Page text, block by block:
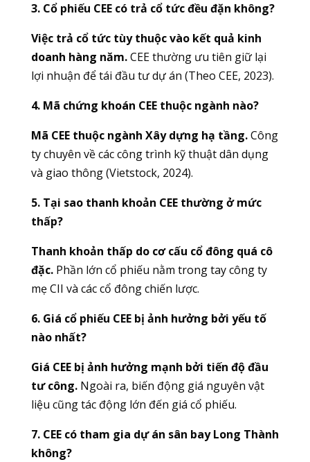
3. Cổ phiếu CEE có trả cổ tức đều đặn không?
Việc trả cổ tức tùy thuộc vào kết quả kinh
doanh hàng năm.CEE thường ưu tiên giữ lại
lợi nhuận để tái đầu tư dự án (Theo CEE, 2023).
4. Mã chứng khoán CEE thuộc ngành nào?
Mã CEE thuộc ngành Xây dựng hạ tầng.Công
ty chuyên về các công trình kỹ thuật dân dụng
và giao thông (Vietstock, 2024).
5. Tại sao thanh khoản CEE thường ở mức
thấp?
Thanh khoản thấp do cơ cấu cổ đông quá cô
đặc.Phần lớn cổ phiếu nằm trong tay công ty
mẹ CII và các cổ đông chiến lược.
6. Giá cổ phiếu CEE bị ảnh hưởng bởi yếu tố
nào nhất?
Giá CEE bị ảnh hưởng mạnh bởi tiến độ đầu
tư công.Ngoài ra, biến động giá nguyên vật
liệu cũng tác động lớn đến giá cổ phiếu.
7. CEE có tham gia dự án sân bay Long Thành
không?